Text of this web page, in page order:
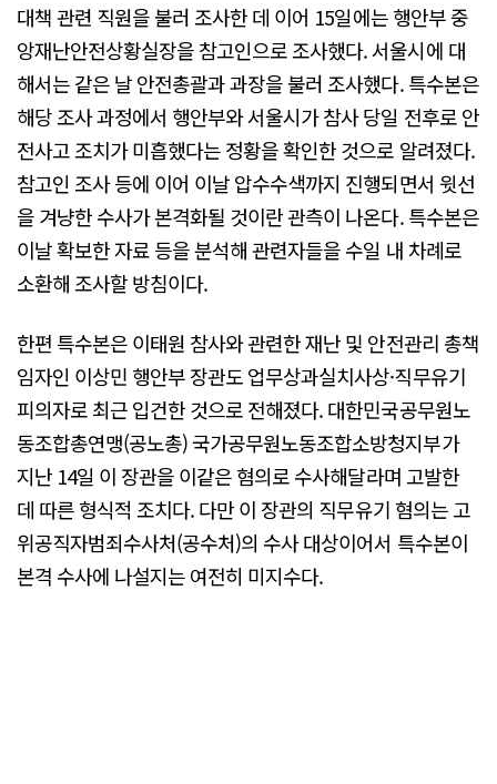
대책 관련 직원을 불러 조사한 데 이어 15일에는 행안부 중
앙재난안전상황실장을 참고인으로 조사했다. 서울시에 대
해서는 같은 날 안전총괄과 과장을 불러 조사했다. 특수본은
해당 조사 과정에서 행안부와 서울시가 참사 당일 전후로 안
전사고 조치가 미흡했다는 정황을 확인한 것으로 알려졌다.
참고인 조사 등에 이어 이날 압수수색까지 진행되면서 윗선
을 겨냥한 수사가 본격화될 것이란 관측이 나온다. 특수본은
이날 확보한 자료 등을 분석해 관련자들을 수일 내 차례로
소환해 조사할 방침이다.
한편 특수본은 이태원 참사와 관련한 재난 및 안전관리 총책
임자인 이상민 행안부 장관도 업무상과실치사상·직무유기
피의자로 최근 입건한 것으로 전해졌다. 대한민국공무원노
동조합총연맹(공노총) 국가공무원노동조합소방청지부가
지난 14일 이 장관을 이같은 혐의로 수사해달라며 고발한
데 따른 형식적 조치다. 다만 이 장관의 직무유기 혐의는 고
위공직자범죄수사처(공수처)의 수사 대상이어서 특수본이
본격 수사에 나설지는 여전히 미지수다.